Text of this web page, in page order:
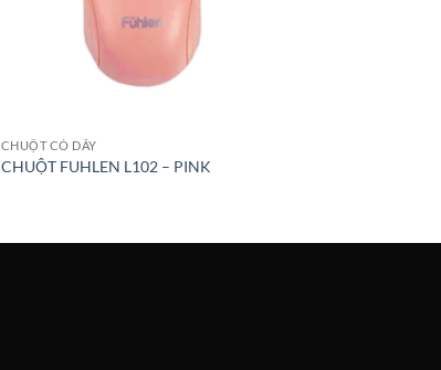
CHUỘT CÓ DÂY
CHUỘT FUHLEN L102 – PINK